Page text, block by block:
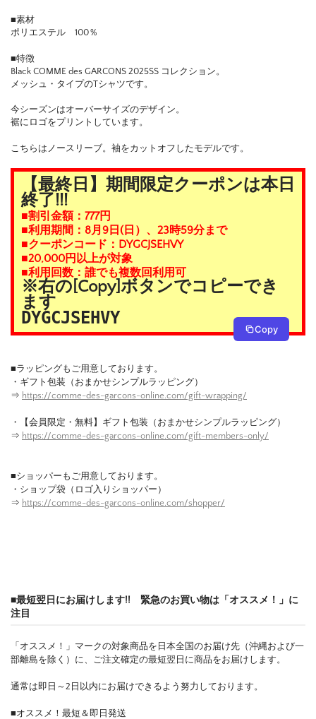
■素材
ポリエステル 100％
■特徴
Black COMME des GARCONS 2025SS コレクション。
メッシュ・タイプのTシャツです。
今シーズンはオーバーサイズのデザイン。
裾にロゴをプリントしています。
こちらはノースリーブ。袖をカットオフしたモデルです。
【最終日】期間限定クーポンは本日
終了!!!
■割引金額：777円
■利用期間：8月9日(日）、23時59分まで
■クーポンコード：DYGCJSEHVY
■20,000円以上が対象
■利用回数：誰でも複数回利用可
※右の[Copy]ボタンでコピーでき
ます
DYGCJSEHVY
Copy
■ラッピングもご用意しております。
・ギフト包装（おまかせシンプルラッピング）
⇒ https://comme-des-garcons-online.com/gift-wrapping/
・【会員限定・無料】ギフト包装（おまかせシンプルラッピング）
⇒ https://comme-des-garcons-online.com/gift-members-only/
■ショッパーもご用意しております。
・ショップ袋（ロゴ入りショッパー）
⇒ https://comme-des-garcons-online.com/shopper/
■最短翌日にお届けします!! 緊急のお買い物は「オススメ！」に
注目
「オススメ！」マークの対象商品を日本全国のお届け先（沖縄および一
部離島を除く）に、ご注文確定の最短翌日に商品をお届けします。
通常は即日～2日以内にお届けできるよう努力しております。
■オススメ！最短＆即日発送